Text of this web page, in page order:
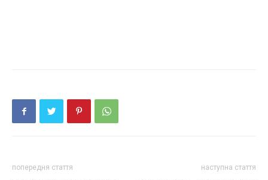
попередня стаття наступна стаття